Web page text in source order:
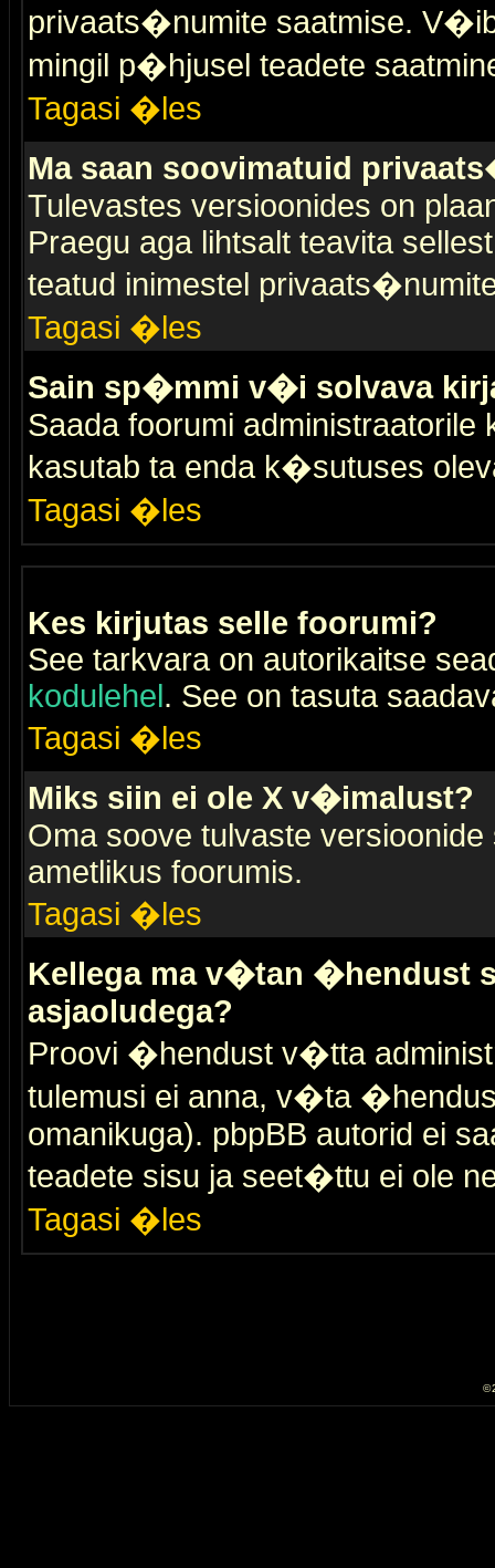
privaats�numite saatmise.
mingil p�hjusel teadete
Tagasi �les
Ma saan soovimatuid
Tulevastes versioonides on
Praegu aga lihtsalt teavita
teatud inimestel
Tagasi �les
Sain sp�mmi v�i solvava
Saada foorumi
kasutab ta enda k�sutuses
Tagasi �les
Kes kirjutas selle foorumi?
See tarkvara on autorikaitse
kodulehel. See on tasuta
Tagasi �les
Miks siin ei ole X v�imalust?
Oma soove tulvaste
ametlikus foorumis.
Tagasi �les
Kellega ma v�tan �hendust
asjaoludega?
Proovi �hendust v�tta
tulemusi ei anna, v�ta
omanikuga). pbpBB autorid ei
teadete sisu ja seet�ttu ei ole
Tagasi �les
©